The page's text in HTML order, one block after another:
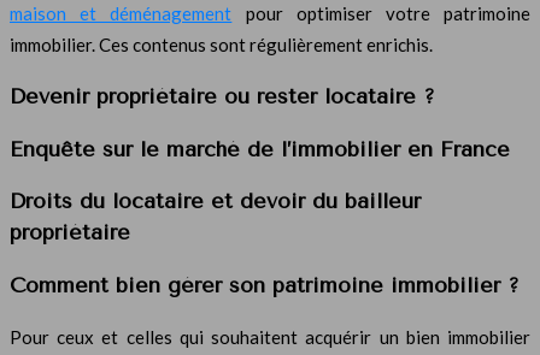
maison et déménagement pour optimiser votre patrimoine
immobilier. Ces contenus sont régulièrement enrichis.
Devenir propriétaire ou rester locataire ?
Enquête sur le marché de l’immobilier en France
Droits du locataire et devoir du bailleur
propriétaire
Comment bien gérer son patrimoine immobilier ?
Pour ceux et celles qui souhaitent acquérir un bien immobilier